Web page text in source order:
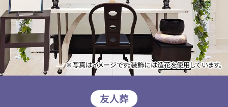
※写真はイメージです。装飾には造花を使用しています。
友人葬